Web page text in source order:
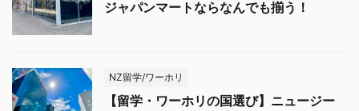
ジャパンマートならなんでも揃う！
NZ留学/ワーホリ
【留学・ワーホリの国選び】ニュージー